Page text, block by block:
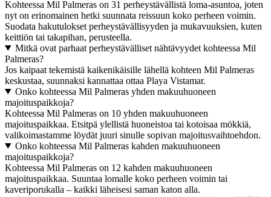
Kohteessa Mil Palmeras on 31 perheystävällistä loma-asuntoa, joten
nyt on erinomainen hetki suunnata reissuun koko perheen voimin.
Suodata hakutulokset perheystävällisyyden ja mukavuuksien, kuten
keittiön tai takapihan, perusteella.
Mitkä ovat parhaat perheystävälliset nähtävyydet kohteessa Mil
Palmeras?
Jos kaipaat tekemistä kaikenikäisille lähellä kohteen Mil Palmeras
keskustaa, suunnaksi kannattaa ottaa Playa Vistamar.
Onko kohteessa Mil Palmeras yhden makuuhuoneen
majoituspaikkoja?
Kohteessa Mil Palmeras on 10 yhden makuuhuoneen
majoituspaikkaa. Etsitpä ylellistä huoneistoa tai kotoisaa mökkiä,
valikoimastamme löydät juuri sinulle sopivan majoitusvaihtoehdon.
Onko kohteessa Mil Palmeras kahden makuuhuoneen
majoituspaikkoja?
Kohteessa Mil Palmeras on 12 kahden makuuhuoneen
majoituspaikkaa. Suuntaa lomalle koko perheen voimin tai
kaveriporukalla – kaikki läheisesi saman katon alla.